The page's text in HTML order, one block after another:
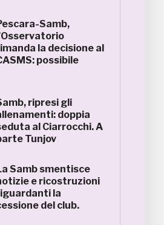
Samb,
la decisione al
possibile
ripresi gli
doppia
al Ciarrocchi. A
Tunjov
Samb smentisce
e ricostruzioni
la
del club.